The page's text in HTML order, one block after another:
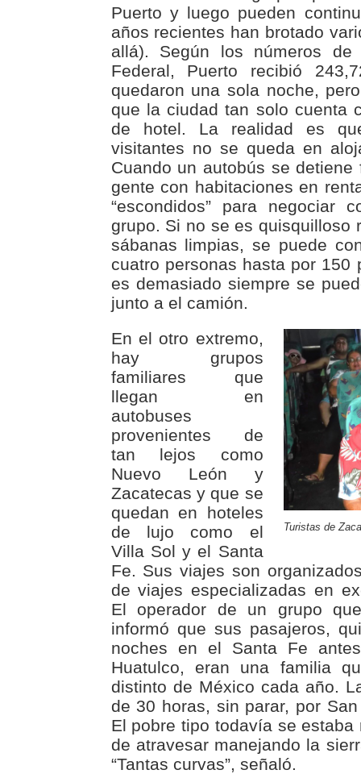
Puerto y luego pueden
años recientes han brotado
allá). Según los números de
Federal, Puerto recibió
quedaron una sola noche,
que la ciudad tan solo cuenta
de hotel. La realidad es
visitantes no se queda en
Cuando un autobús se
gente con habitaciones en
“escondidos” para negociar
grupo. Si no se es quisquilloso
sábanas limpias, se puede
cuatro personas hasta por 150
es demasiado siempre se
junto a el camión.
Turistas de
En el otro extremo,
hay grupos
familiares que
llegan en
autobuses
provenientes de
tan lejos como
Nuevo León y
Zacatecas y que se
quedan en hoteles
de lujo como el
Villa Sol y el Santa
Fe. Sus viajes son
de viajes especializadas en
El operador de un grupo
informó que sus pasajeros,
noches en el Santa Fe
Huatulco, eran una familia
distinto de México cada año.
de 30 horas, sin parar, por
El pobre tipo todavía se
de atravesar manejando la
“Tantas curvas”, señaló.